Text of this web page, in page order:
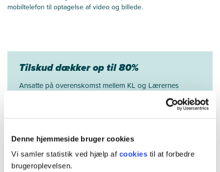
Denne hjemmeside bruger cookies
Vi samler statistik ved hjælp af cookies til at forbedre
brugeroplevelsen.
mobiltelefon til optagelse af video og billede.
Tilskud dækker op til 80%
Ansatte på overenskomst mellem KL og Lærernes
Centralorganisation (Danmarks Lærerforening og
Tilskuddet kan dække deltagerpris, materialer,
opholdsudgifter, vikarudgifter og transport.